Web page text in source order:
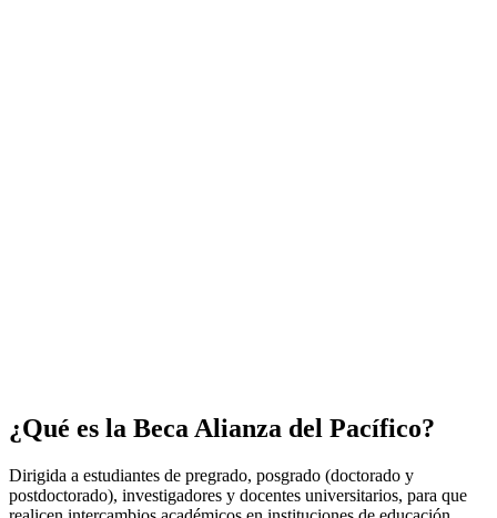
¿Qué es la Beca Alianza del Pacífico?
Dirigida a estudiantes de pregrado, posgrado (doctorado y
postdoctorado), investigadores y docentes universitarios, para que